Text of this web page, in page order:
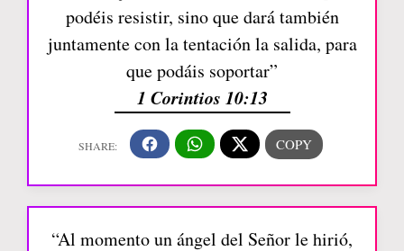
podéis resistir, sino que dará también
juntamente con la tentación la salida, para
que podáis soportar”
1 Corintios 10:13
“Al momento un ángel del Señor le hirió,